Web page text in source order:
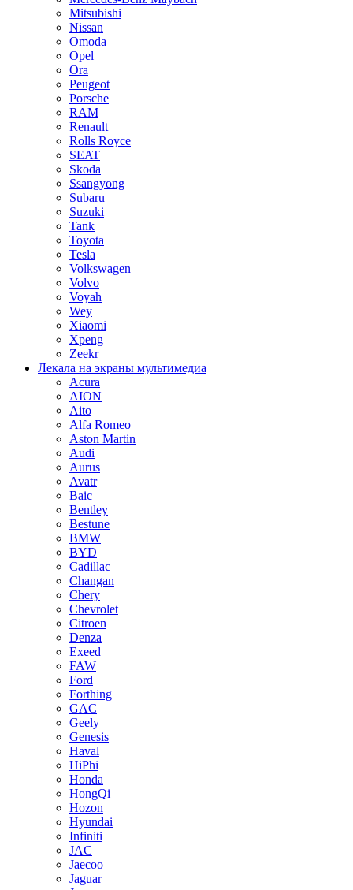
Mitsubishi
Nissan
Omoda
Opel
Ora
Peugeot
Porsche
RAM
Renault
Rolls Royce
SEAT
Skoda
Ssangyong
Subaru
Suzuki
Tank
Toyota
Tesla
Volkswagen
Volvo
Voyah
Wey
Xiaomi
Xpeng
Zeekr
Лекала на экраны мультимедиа
Acura
AION
Aito
Alfa Romeo
Aston Martin
Audi
Aurus
Avatr
Baic
Bentley
Bestune
BMW
BYD
Cadillac
Changan
Chery
Chevrolet
Citroen
Denza
Exeed
FAW
Ford
Forthing
GAC
Geely
Genesis
Haval
HiPhi
Honda
HongQi
Hozon
Hyundai
Infiniti
JAC
Jaecoo
Jaguar